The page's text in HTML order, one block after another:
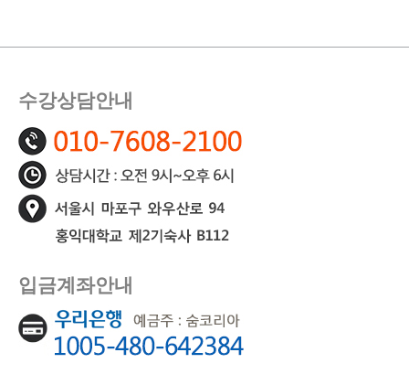
수강상담안내
입금계좌안내